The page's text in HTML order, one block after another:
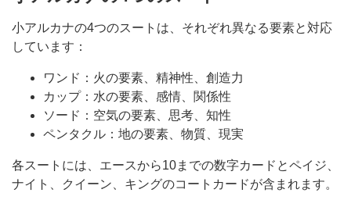
小アルカナの4つのスートは、それぞれ異なる要素と対応
しています：
ワンド：火の要素、精神性、創造力
カップ：水の要素、感情、関係性
ソード：空気の要素、思考、知性
ペンタクル：地の要素、物質、現実
各スートには、エースから10までの数字カードとペイジ、
ナイト、クイーン、キングのコートカードが含まれます。